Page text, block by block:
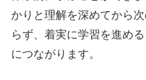
かりと理解を深めてから
らず、着実に学習を進め
につながります。